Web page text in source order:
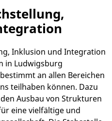
Inklusion und Integration
in Ludwigsburg
an allen Bereichen
teilhaben können. Dazu
Ausbau von Strukturen
eine vielfältige und